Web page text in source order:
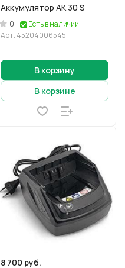
Аккумулятор АК 30 S
0
Есть в наличии
Арт. 45204006545
В корзину
В корзине
8 700 руб.